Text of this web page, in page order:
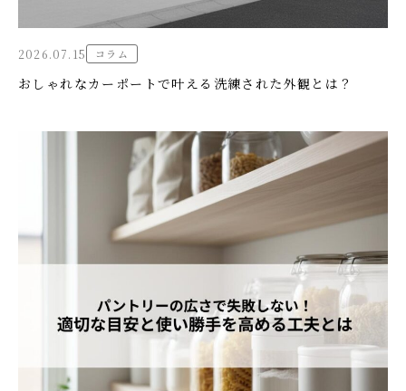
2026.07.15 コラム
おしゃれなカーポートで叶える洗練された外観とは？